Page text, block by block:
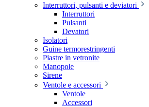
Interruttori, pulsanti e deviatori
Interruttori
Pulsanti
Devatori
Isolatori
Guine termorestringenti
Piastre in vetronite
Manopole
Sirene
Ventole e accessori
Ventole
Accessori